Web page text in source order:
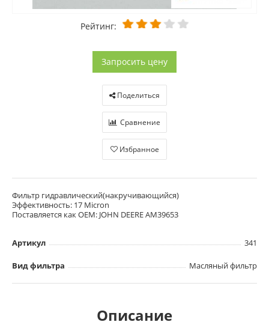
Рейтинг:
Запросить цену
Поделиться
Сравнение
Избранное
Фильтр гидравлический(накручивающийся)
Эффективность: 17 Micron
Поставляется как OEM: JOHN DEERE AM39653
Артикул 341
Вид фильтра Масляный фильтр
Описание